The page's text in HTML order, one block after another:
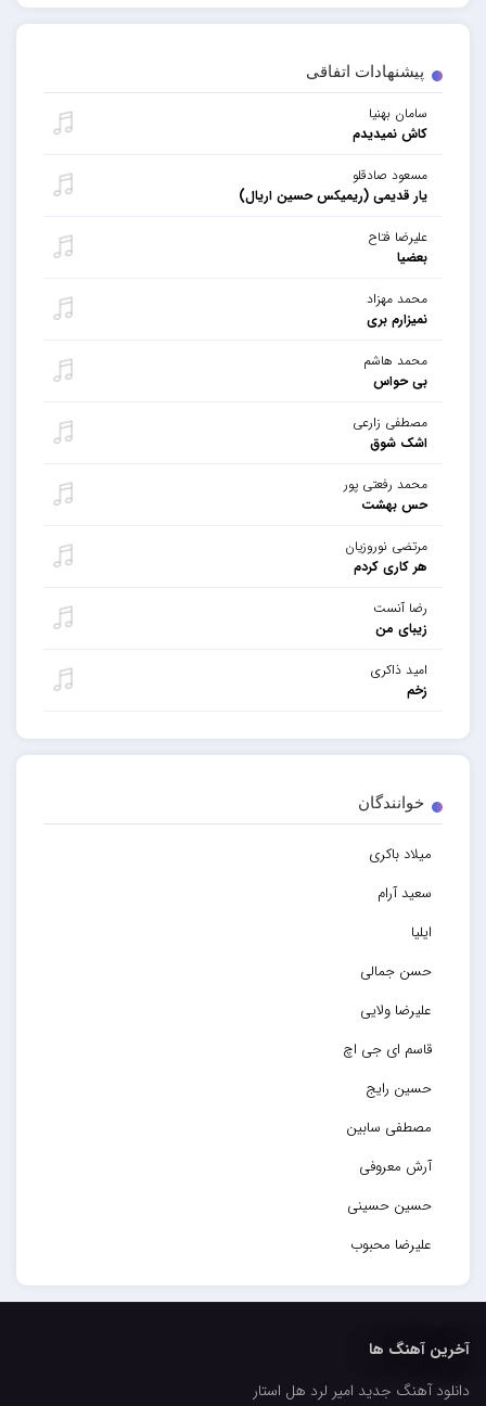
پیشنهادات اتفاقی
سامان بهنیا
کاش نمیدیدم
مسعود صادقلو
یار قدیمی (ریمیکس حسین اریال)
علیرضا فتاح
بعضیا
محمد مهزاد
نمیزارم بری
محمد هاشم
بی حواس
مصطفی زارعی
اشک شوق
محمد رفعتی پور
حس بهشت
مرتضی نوروزیان
هر کاری کردم
رضا آنست
زیبای من
امید ذاکری
زخم
خوانندگان
میلاد باکری
سعید آرام
ایلیا
حسن جمالی
علیرضا ولایی
قاسم ای جی اچ
حسین رایج
مصطفی سابین
آرش معروفی
حسین حسینی
علیرضا محبوب
حسین حصارکی
کاپیتان
مجید رضوی
آخرین آهنگ ها
دانلود آهنگ جدید امیر لرد هل استار